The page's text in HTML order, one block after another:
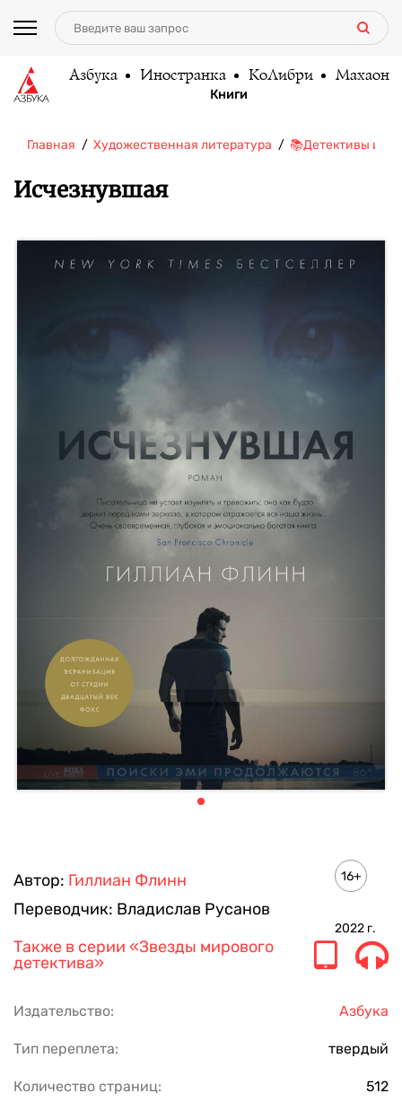
Азбука Иностранка КоЛибри Махаон
Книги
Главная Художественная литература 📚Детективы и
Исчезнувшая
Автор: Гиллиан Флинн
Переводчик: Владислав Русанов
16+
2022 г.
Также в серии «Звезды мирового
детектива»
Издательство: Азбука
Тип переплета: твердый
Количество страниц: 512